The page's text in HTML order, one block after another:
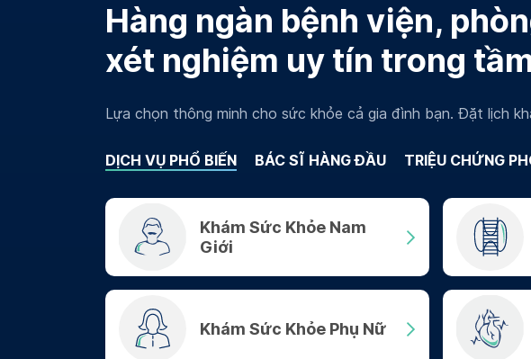
Hàng ngàn bệnh viện,
xét nghiệm uy tín trong
Lựa chọn thông minh cho sức khỏe cả gia đình bạn. Đặt lịch
DỊCH VỤ PHỔ BIẾN BÁC SĨ HÀNG ĐẦU TRIỆU CHỨNG
Khám Sức Khỏe Nam
Giới
Khám Sức Khỏe Phụ Nữ